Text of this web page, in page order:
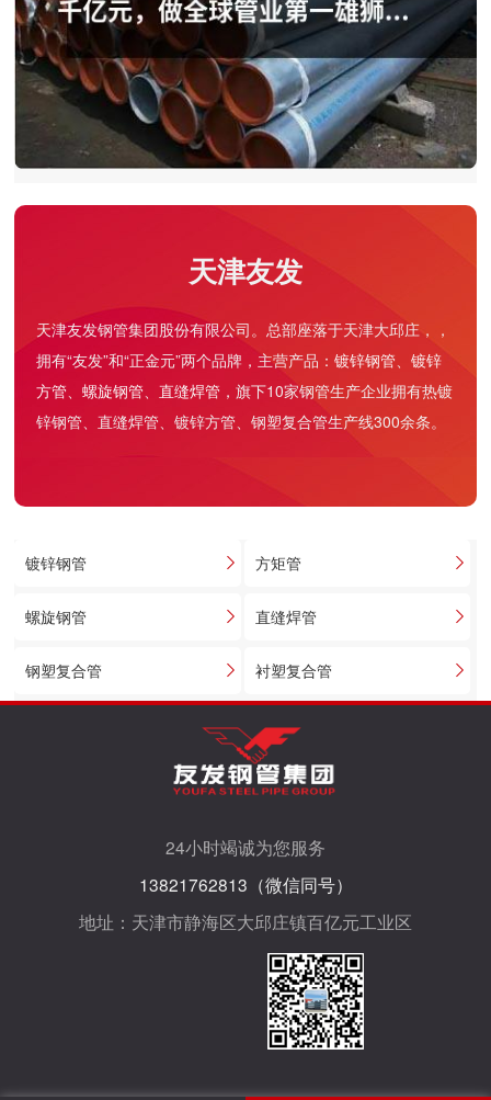
友发集团李茂津：“由千万吨迈向千亿元，做全球管业第一
在中国焊接钢管行业深耕25年，天津友发钢管集团股份有
天津友发
天津友发钢管集团股份有限公司。总部座落于天津大邱庄，，
拥有“友发”和“正金元”两个品牌，主营产品：镀锌钢管、镀锌
方管、螺旋钢管、直缝焊管 ，旗下10家钢管生产企业拥有热镀
锌钢管、直缝焊管、镀锌方管、钢塑复合管生产线300余条。
镀锌钢管 方矩管
螺旋钢管 直缝焊管
钢塑复合管 衬塑复合管
24小时竭诚为您服务
13821762813（微信同号）
地址：天津市静海区大邱庄镇百亿元工业区